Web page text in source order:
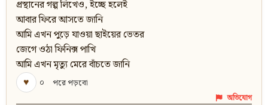
প্রস্থানের গল্প লিখেও, ইচ্ছে হলেই
আবার ফিরে আসতে জানি
আমি এখন পুড়ে যাওয়া ছাইয়ের ভেতর
জেগে ওঠা ফিনিক্স পাখি
আমি এখন মৃত্যু মেরে বাঁচতে জানি
♥
০ পরে পড়বো
অভিযোগ